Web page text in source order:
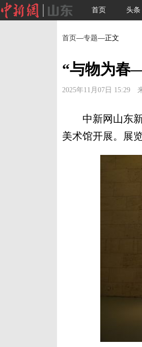
首页 头条
首页—专题—正文
“与物为春
2025年11月07日 15:29
中新网山东新
美术馆开展。展